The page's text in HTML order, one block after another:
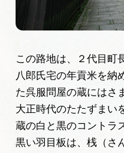
動画ラ
お問
この路地は、２代目町
八郎氏宅の年貢米を納
た呉服問屋の蔵にはさ
大正時代のたたずまい
蔵の白と黒のコントラ
黒い羽目板は、桟（さ